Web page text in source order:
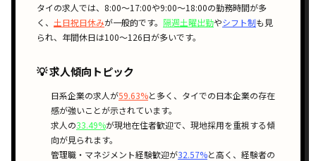
タイの求人では、 8:00〜17:00や9:00〜18:00の勤務時間が多
く、 土日祝日休みが一般的です。 隔週土曜出勤やシフト制も見
られ、年間休日は100〜126日が多いです。
💡 求人傾向トピック
日系企業の求人が59.63%と多く、タイでの日本企業の存在
感が強いことが示されています。
求人の33.49%が現地在住者歓迎で、 現地採用を重視する傾
向が見られます。
管理職・マネジメント経験歓迎が32.57%と高く、 経験者の